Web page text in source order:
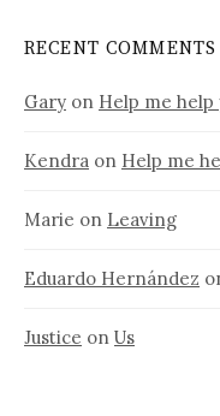
RECENT COMMENTS
Gary on Help me help
Kendra on Help me
Marie on Leaving
Eduardo Hernández
Justice on Us